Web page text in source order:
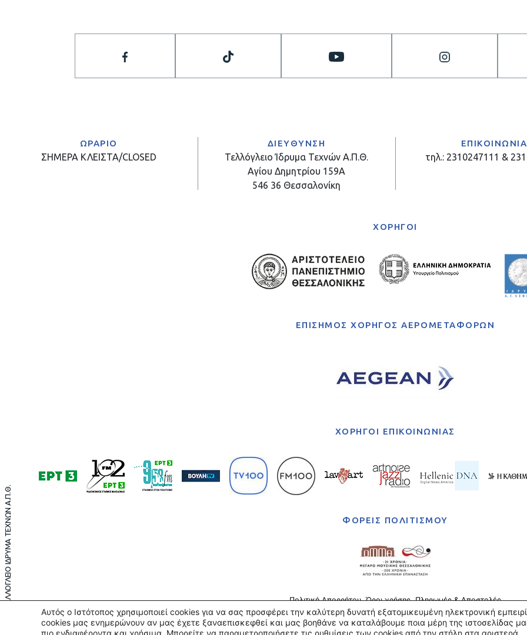
ΩΡΑΡΙΟ
ΣΗΜΕΡΑ ΚΛΕΙΣΤΑ/CLOSED
ΔΙΕΥΘΥΝΣΗ
Τελλόγλειο Ίδρυμα Τεχνών Α.Π.Θ.
Αγίου Δημητρίου 159Α
546 36 Θεσσαλονίκη
ΕΠΙΚΟΙΝΩΝΙΑ
τηλ.: 2310247111 &
ΧΟΡΗΓΟΙ
ΕΠΙΣΗΜΟΣ ΧΟΡΗΓΟΣ ΑΕΡΟΜΕΤΑΦΟΡΩΝ
ΧΟΡΗΓΟΙ ΕΠΙΚΟΙΝΩΝΙΑΣ
ΦΟΡΕΙΣ ΠΟΛΙΤΙΣΜΟΥ
Πολιτική Απορρήτου Όροι χρήσης Πληρωμές & Αποστολές
©2021 ΤΕΛΛΟΓΛΕΙΟ ΙΔΡΥΜΑ ΤΕΧΝΩΝ Α.Π.Θ.
Αυτός ο Ιστότοπος χρησιμοποιεί cookies για να σας προσφέρει την καλύτερη δυνατή εξατομικευμένη ηλεκτρονική
cookies μας ενημερώνουν αν μας έχετε ξαναεπισκεφθεί και μας βοηθάνε να καταλάβουμε ποια μέρη της ιστοσελίδας
πιο ενδιαφέροντα και χρήσιμα. Μπορείτε να παραμετροποιήσετε τις ρυθμίσεις των cookies από την στήλη στα αριστερά.